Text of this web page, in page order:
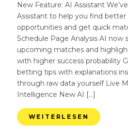
New Feature: AI Assistant
Assistant to help you find
opportunities and get quick
Schedule Page Analysis AI now
upcoming matches and
with higher success probability
betting tips with explanations
through raw data yourself Live
Intelligence New AI […]
WEITERLESEN